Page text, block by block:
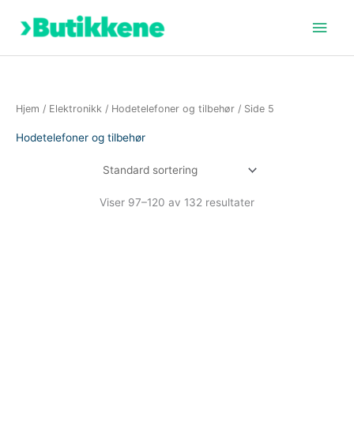
Hjem / Elektronikk / Hodetelefoner og tilbehør / Side 5
Hodetelefoner og tilbehør
Viser 97–120 av 132 resultater